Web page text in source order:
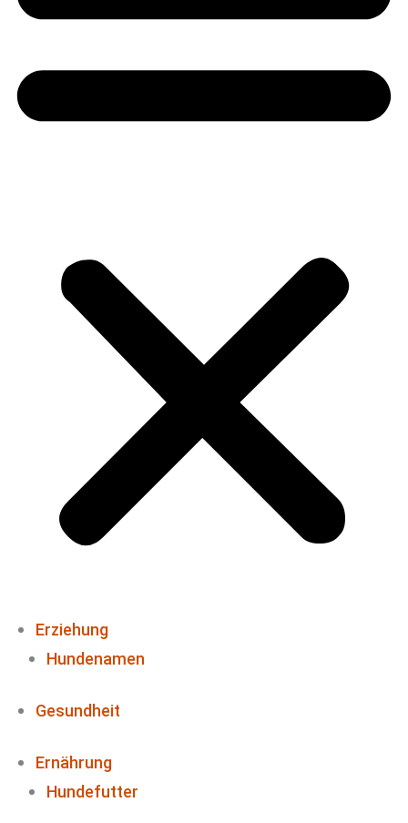
Erziehung
Hundenamen
Gesundheit
Ernährung
Hundefutter